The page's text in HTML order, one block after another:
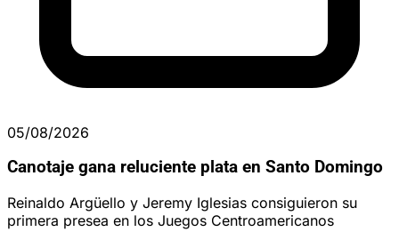
05/08/2026
Canotaje gana reluciente plata en Santo Domingo
Reinaldo Argüello y Jeremy Iglesias consiguieron su
primera presea en los Juegos Centroamericanos